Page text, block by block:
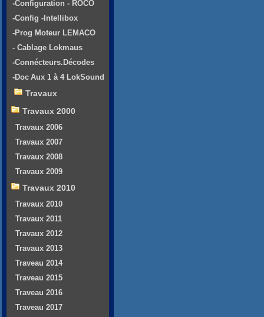
-Configuration - ROCO
-Config -Intellibox
-Prog Moteur LEMACO
- Cablage Lokmaus
-Connécteurs.Décodes
-Doc Aux 1 à 4 LokSound
Travaux
Travaux 2000
Travaux 2006
Travaux 2007
Travaux 2008
Travaux 2009
Travaux 2010
Travaux 2010
Travaux 2011
Travaux 2012
Travaux 2013
Traveau 2014
Traveau 2015
Traveau 2016
Traveau 2017